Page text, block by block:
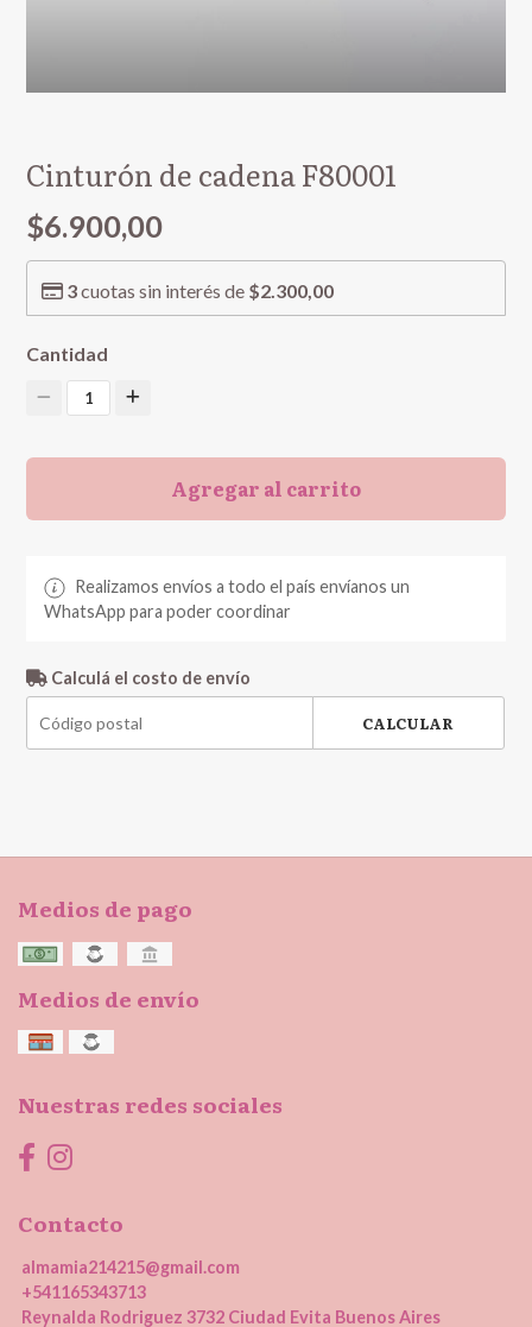
Cinturón de cadena F80001
$6.900,00
3cuotas sin interés de $2.300,00
Cantidad
1
Agregar al carrito
Realizamos envíos a todo el país envíanos un
WhatsApp para poder coordinar
Calculá el costo de envío
CALCULAR
Medios de pago
Medios de envío
Nuestras redes sociales
Contacto
almamia214215@gmail.com
+541165343713
Reynalda Rodriguez 3732 Ciudad Evita Buenos Aires